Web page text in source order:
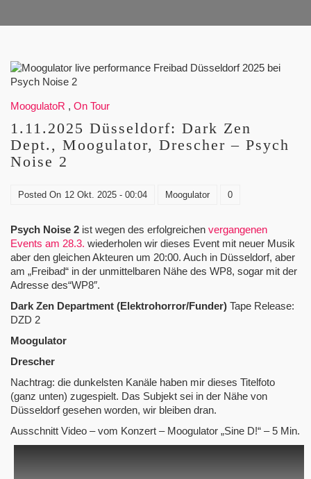
MoogulatoR , On Tour
1.11.2025 Düsseldorf: Dark Zen
Dept., Moogulator, Drescher – Psych
Noise 2
Posted On 12 Okt. 2025 - 00:04 Moogulator 0
Psych Noise 2 ist wegen des erfolgreichen vergangenen
Events am 28.3. wiederholen wir dieses Event mit neuer Musik
aber den gleichen Akteuren um 20:00. Auch in Düsseldorf, aber
am „Freibad“ in der unmittelbaren Nähe des WP8, sogar mit der
Adresse des“WP8″.
Dark Zen Department (Elektrohorror/Funder) Tape Release:
DZD 2
Moogulator
Drescher
Nachtrag: die dunkelsten Kanäle haben mir dieses Titelfoto
(ganz unten) zugespielt. Das Subjekt sei in der Nähe von
Düsseldorf gesehen worden, wir bleiben dran.
Ausschnitt Video – vom Konzert – Moogulator „Sine D!“ – 5 Min.